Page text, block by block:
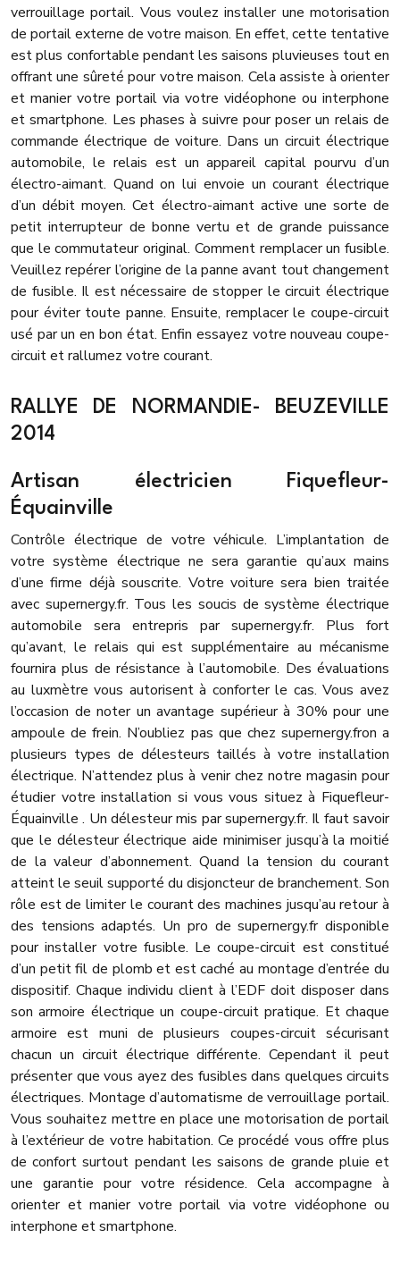
verrouillage portail. Vous voulez installer une motorisation
de portail externe de votre maison. En effet, cette tentative
est plus confortable pendant les saisons pluvieuses tout en
offrant une sûreté pour votre maison. Cela assiste à orienter
et manier votre portail via votre vidéophone ou interphone
et smartphone. Les phases à suivre pour poser un relais de
commande électrique de voiture. Dans un circuit électrique
automobile, le relais est un appareil capital pourvu d’un
électro-aimant. Quand on lui envoie un courant électrique
d’un débit moyen. Cet électro-aimant active une sorte de
petit interrupteur de bonne vertu et de grande puissance
que le commutateur original. Comment remplacer un fusible.
Veuillez repérer l’origine de la panne avant tout changement
de fusible. Il est nécessaire de stopper le circuit électrique
pour éviter toute panne. Ensuite, remplacer le coupe-circuit
usé par un en bon état. Enfin essayez votre nouveau coupe-
circuit et rallumez votre courant.
RALLYE DE NORMANDIE- BEUZEVILLE
2014
Artisan électricien Fiquefleur-
Équainville
Contrôle électrique de votre véhicule. L’implantation de
votre système électrique ne sera garantie qu’aux mains
d’une firme déjà souscrite. Votre voiture sera bien traitée
avec supernergy.fr. Tous les soucis de système électrique
automobile sera entrepris par supernergy.fr. Plus fort
qu’avant, le relais qui est supplémentaire au mécanisme
fournira plus de résistance à l’automobile. Des évaluations
au luxmètre vous autorisent à conforter le cas. Vous avez
l’occasion de noter un avantage supérieur à 30% pour une
ampoule de frein. N’oubliez pas que chez supernergy.fron a
plusieurs types de délesteurs taillés à votre installation
électrique. N’attendez plus à venir chez notre magasin pour
étudier votre installation si vous vous situez à Fiquefleur-
Équainville . Un délesteur mis par supernergy.fr. Il faut savoir
que le délesteur électrique aide minimiser jusqu’à la moitié
de la valeur d’abonnement. Quand la tension du courant
atteint le seuil supporté du disjoncteur de branchement. Son
rôle est de limiter le courant des machines jusqu’au retour à
des tensions adaptés. Un pro de supernergy.fr disponible
pour installer votre fusible. Le coupe-circuit est constitué
d’un petit fil de plomb et est caché au montage d’entrée du
dispositif. Chaque individu client à l’EDF doit disposer dans
son armoire électrique un coupe-circuit pratique. Et chaque
armoire est muni de plusieurs coupes-circuit sécurisant
chacun un circuit électrique différente. Cependant il peut
présenter que vous ayez des fusibles dans quelques circuits
électriques. Montage d’automatisme de verrouillage portail.
Vous souhaitez mettre en place une motorisation de portail
à l’extérieur de votre habitation. Ce procédé vous offre plus
de confort surtout pendant les saisons de grande pluie et
une garantie pour votre résidence. Cela accompagne à
orienter et manier votre portail via votre vidéophone ou
interphone et smartphone.